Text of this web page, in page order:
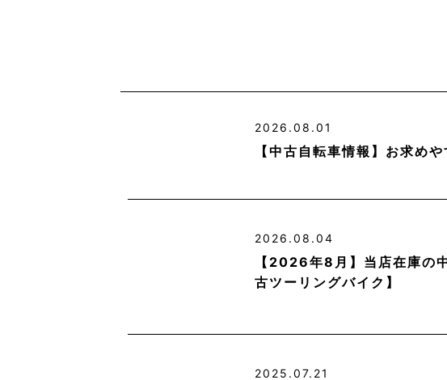
2026.08.01
【中古自転車情報】お求め
2026.08.04
【2026年8月】当店在庫の
古ツーリングバイク】
2025.07.21